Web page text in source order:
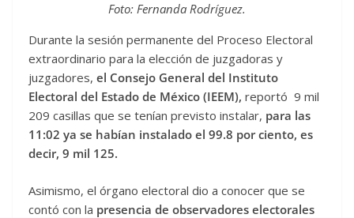
Foto: Fernanda Rodríguez.
Durante la sesión permanente del Proceso Electoral
extraordinario para la elección de juzgadoras y
juzgadores, el Consejo General del Instituto
Electoral del Estado de México (IEEM), reportó 9 mil
209 casillas que se tenían previsto instalar, para las
11:02 ya se habían instalado el 99.8 por ciento, es
decir, 9 mil 125.
Asimismo, el órgano electoral dio a conocer que se
contó con la presencia de observadores electorales